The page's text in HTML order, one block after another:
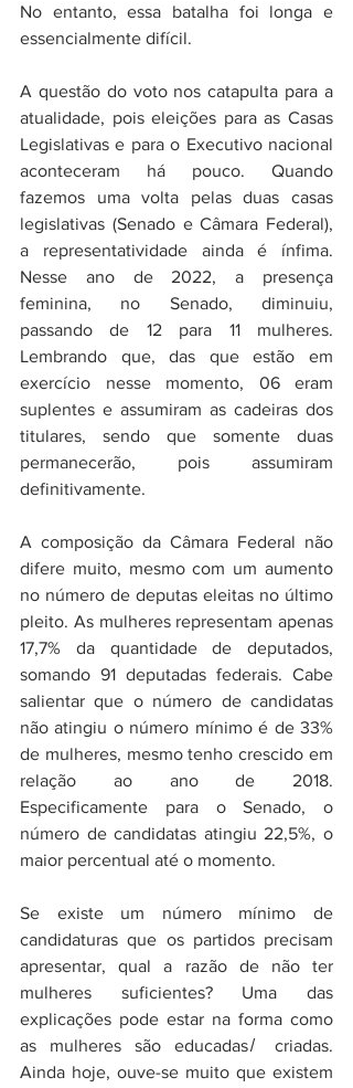
No entanto, essa batalha foi longa e
essencialmente difícil.
A questão do voto nos catapulta para a
atualidade, pois eleições para as Casas
Legislativas e para o Executivo nacional
aconteceram há pouco. Quando
fazemos uma volta pelas duas casas
legislativas (Senado e Câmara Federal),
a representatividade ainda é ínfima.
Nesse ano de 2022, a presença
feminina, no Senado, diminuiu,
passando de 12 para 11 mulheres.
Lembrando que, das que estão em
exercício nesse momento, 06 eram
suplentes e assumiram as cadeiras dos
titulares, sendo que somente duas
permanecerão, pois assumiram
definitivamente.
A composição da Câmara Federal não
difere muito, mesmo com um aumento
no número de deputas eleitas no último
pleito. As mulheres representam apenas
17,7% da quantidade de deputados,
somando 91 deputadas federais. Cabe
salientar que o número de candidatas
não atingiu o número mínimo é de 33%
de mulheres, mesmo tenho crescido em
relação ao ano de 2018.
Especificamente para o Senado, o
número de candidatas atingiu 22,5%, o
maior percentual até o momento.
Se existe um número mínimo de
candidaturas que os partidos precisam
apresentar, qual a razão de não ter
mulheres suficientes? Uma das
explicações pode estar na forma como
as mulheres são educadas ̸ criadas.
Ainda hoje, ouve-se muito que existem